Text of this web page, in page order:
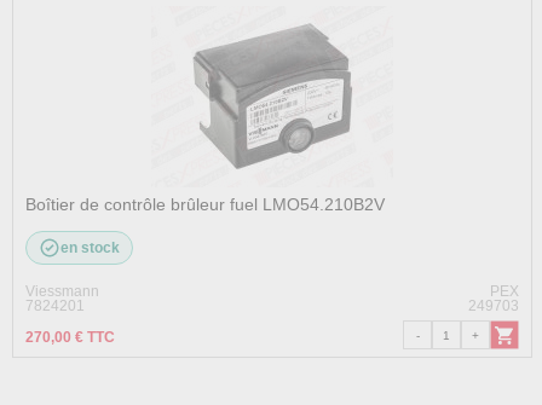
Boîtier de contrôle brûleur fuel LMO54.210B2V
en stock
Viessmann
PEX
7824201
249703
270,00 € TTC